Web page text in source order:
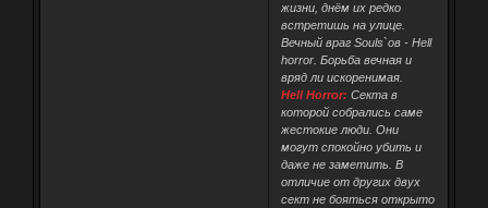
жизни, днём их редко
встретишь на улице.
Вечный враг Souls`ов - Hell
horror. Борьба вечная и
вряд ли искоренимая.
Hell Horror: Секта в
которой собрались саме
жестокие люди. Они
могут спокойно убить и
даже не заметить. В
отличие от других двух
сект не бояться открыто